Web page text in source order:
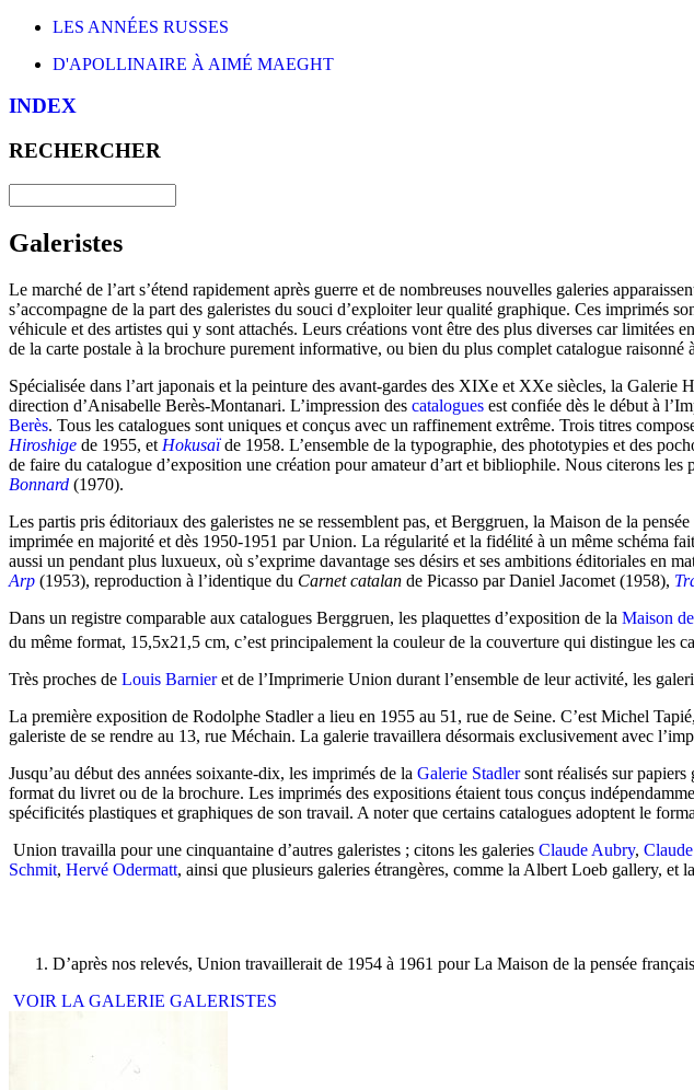
LES ANNÉES RUSSES
D'APOLLINAIRE À AIMÉ MAEGHT
INDEX
RECHERCHER
Galeristes
Le marché de l’art s’étend rapidement après guerre et de nombreuses nouvelles galeries
s’accompagne de la part des galeristes du souci d’exploiter leur qualité graphique. Ces imprimés
véhicule et des artistes qui y sont attachés. Leurs créations vont être des plus diverses car
de la carte postale à la brochure purement informative, ou bien du plus complet catalogue raisonné
Spécialisée dans l’art japonais et la peinture des avant-gardes des XIXe et XXe siècles, la
direction d’Anisabelle Berès-Montanari. L’impression des catalogues est confiée dès le début à
Berès. Tous les catalogues sont uniques et conçus avec un raffinement extrême. Trois titres
Hiroshige de 1955, et Hokusaï de 1958. L’ensemble de la typographie, des phototypies et des
de faire du catalogue d’exposition une création pour amateur d’art et bibliophile. Nous citerons les
Bonnard (1970).
Les partis pris éditoriaux des galeristes ne se ressemblent pas, et Berggruen, la Maison de la
imprimée en majorité et dès 1950-1951 par Union. La régularité et la fidélité à un même schéma
aussi un pendant plus luxueux, où s’exprime davantage ses désirs et ses ambitions éditoriales en
Arp (1953), reproduction à l’identique du Carnet catalan de Picasso par Daniel Jacomet (1958),
Dans un registre comparable aux catalogues Berggruen, les plaquettes d’exposition de la Maison
du même format, 15,5x21,5 cm, c’est principalement la couleur de la couverture qui distingue les
Très proches de Louis Barnieret de l’Imprimerie Union durant l’ensemble de leur activité, les
La première exposition de Rodolphe Stadler a lieu en 1955 au 51, rue de Seine. C’est Michel
galeriste de se rendre au 13, rue Méchain. La galerie travaillera désormais exclusivement avec
Jusqu’au début des années soixante-dix, les imprimés de la Galerie Stadlersont réalisés sur papiers
format du livret ou de la brochure. Les imprimés des expositions étaient tous conçus
spécificités plastiques et graphiques de son travail. A noter que certains catalogues adoptent le
Union travailla pour une cinquantaine d’autres galeristes ; citons les galeries Claude Aubry,
Schmit, Hervé Odermatt, ainsi que plusieurs galeries étrangères, comme la Albert Loeb gallery, et
D’après nos relevés, Union travaillerait de 1954 à 1961 pour La Maison de la pensée
VOIR LA GALERIE GALERISTES